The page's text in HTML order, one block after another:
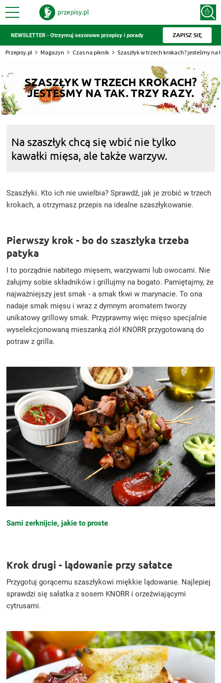
NEWSLETTER - Otrzymuj sezonowe przepisy i porady ZAPISZ SIĘ
Przepisy.pl Magazyn Czas na piknik Szaszłyk w trzech krokach? jesteśmy na
SZASZŁYK W TRZECH KROKACH?
JESTEŚMY NA TAK. TRZY RAZY.
Na szaszłyk chcą się wbić nie tylko
kawałki mięsa, ale także warzyw.
Szaszłyki. Kto ich nie uwielbia? Sprawdź, jak je zrobić w trzech
krokach, a otrzymasz przepis na idealne szaszłykowanie.
Pierwszy krok - bo do szaszłyka trzeba
patyka
I to porządnie nabitego mięsem, warzywami lub owocami. Nie
żałujmy sobie składników i grillujmy na bogato. Pamiętajmy, że
najważniejszy jest smak - a smak tkwi w marynacie. To ona
nadaje smak mięsu i wraz z dymnym aromatem tworzy
unikatowy grillowy smak. Przyprawmy więc mięso specjalnie
wyselekcjonowaną mieszanką ziół KNORR przygotowaną do
potraw z grilla.
Sami zerknijcie, jakie to proste
Krok drugi - lądowanie przy sałatce
Przygotuj gorącemu szaszłykowi miękkie lądowanie. Najlepiej
sprawdzi się sałatka z sosem KNORR i orzeźwiającymi
cytrusami.